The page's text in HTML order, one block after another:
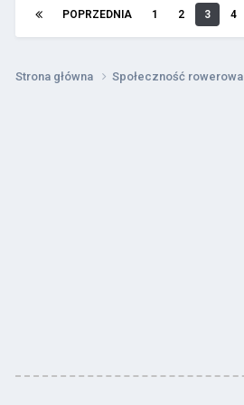
POPRZEDNIA 1 2 3 4
Strona główna Społeczność rowerowa